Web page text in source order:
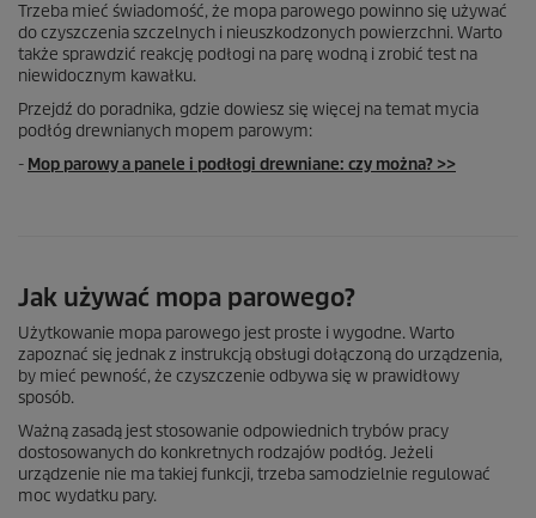
Trzeba mieć świadomość, że mopa parowego powinno się używać
do czyszczenia szczelnych i nieuszkodzonych powierzchni. Warto
także sprawdzić reakcję podłogi na parę wodną i zrobić test na
niewidocznym kawałku.
Przejdź do poradnika, gdzie dowiesz się więcej na temat mycia
podłóg drewnianych mopem parowym:
- Mop parowy a panele i podłogi drewniane: czy można? >>
Jak używać mopa parowego?
Użytkowanie mopa parowego jest proste i wygodne. Warto
zapoznać się jednak z instrukcją obsługi dołączoną do urządzenia,
by mieć pewność, że czyszczenie odbywa się w prawidłowy
sposób.
Ważną zasadą jest stosowanie odpowiednich trybów pracy
dostosowanych do konkretnych rodzajów podłóg. Jeżeli
urządzenie nie ma takiej funkcji, trzeba samodzielnie regulować
moc wydatku pary.